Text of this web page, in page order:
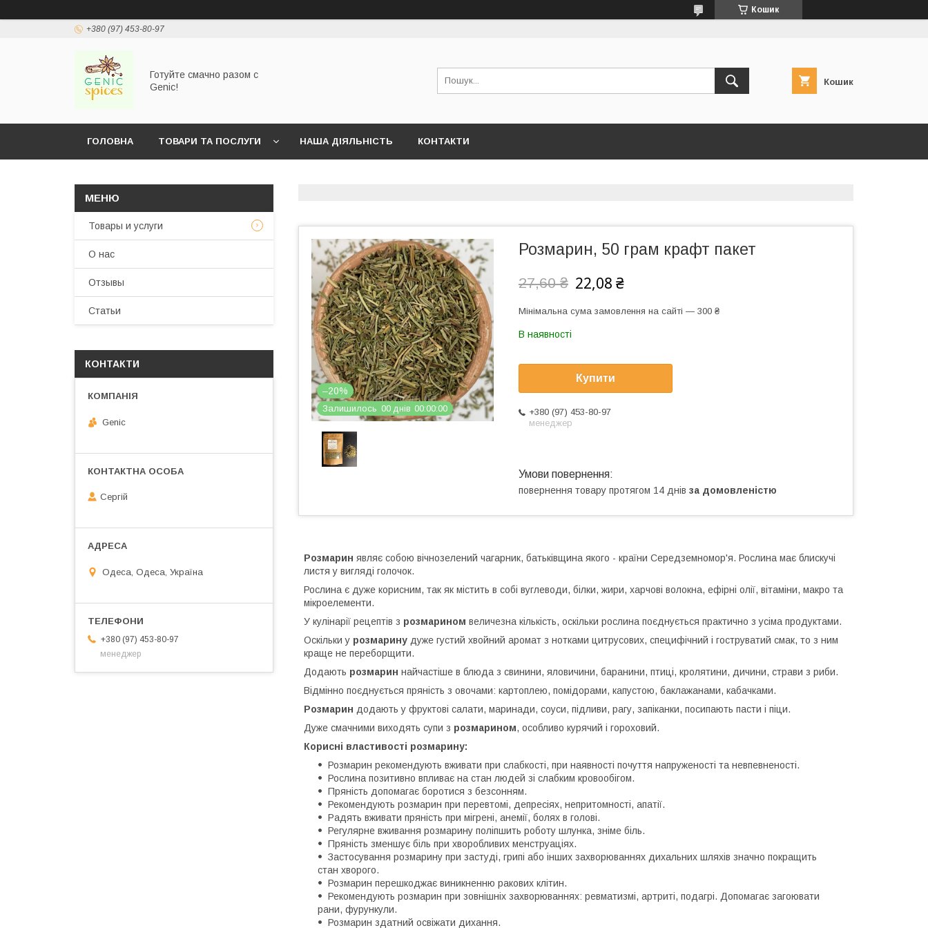
Кошик
+380 (97) 453-80-97
Готуйте смачно разом с
Genic!
Кошик
ГОЛОВНА ТОВАРИ ТА ПОСЛУГИ НАША ДІЯЛЬНІСТЬ КОНТАКТИ
–20%
Залишилось 00 днів 00 00 00
Розмарин, 50 грам крафт пакет
27,60 ₴ 22,08 ₴
Мінімальна сума замовлення на сайті — 300 ₴
В наявності
Купити
+380 (97) 453-80-97
менеджер
повернення товару протягом 14 днів за домовленістю
Розмарин являє собою вічнозелений чагарник, батьківщина якого - країни Середземномор'я. Рослина має блискучі
листя у вигляді голочок.
Рослина є дуже корисним, так як містить в собі вуглеводи, білки, жири, харчові волокна, ефірні олії, вітаміни, макро та
мікроелементи.
У кулінарії рецептів з розмарином величезна кількість, оскільки рослина поєднується практично з усіма продуктами.
Оскільки у розмарину дуже густий хвойний аромат з нотками цитрусових, специфічний і гоструватий смак, то з ним
краще не переборщити.
Додають розмарин найчастіше в блюда з свинини, яловичини, баранини, птиці, кролятини, дичини, страви з риби.
Відмінно поєднується пряність з овочами: картоплею, помідорами, капустою, баклажанами, кабачками.
Розмарин додають у фруктові салати, маринади, соуси, підливи, рагу, запіканки, посипають пасти і піци.
Дуже смачними виходять супи з розмарином, особливо курячий і гороховий.
Корисні властивості розмарину:
Розмарин рекомендують вживати при слабкості, при наявності почуття напруженості та невпевненості.
Рослина позитивно впливає на стан людей зі слабким кровообігом.
Пряність допомагає боротися з безсонням.
Рекомендують розмарин при перевтомі, депресіях, непритомності, апатії.
Радять вживати пряність при мігрені, анемії, болях в голові.
Регулярне вживання розмарину поліпшить роботу шлунка, зніме біль.
Пряність зменшує біль при хворобливих менструаціях.
Застосування розмарину при застуді, грипі або інших захворюваннях дихальних шляхів значно покращить
стан хворого.
Розмарин перешкоджає виникненню ракових клітин.
Рекомендують розмарин при зовнішніх захворюваннях: ревматизмі, артриті, подагрі. Допомагає загоювати
рани, фурункули.
Розмарин здатний освіжати дихання.
Товары и услуги
О нас
Отзывы
Статьи
КОНТАКТИ
Genic
Сергій
Одеса, Одеса, Україна
+380 (97) 453-80-97
менеджер